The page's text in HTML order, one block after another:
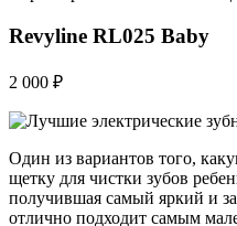
Revyline RL025 Baby
2 000 ₽
Один из вариантов того,
щетку для чистки зубов
получившая самый яркий и
отлично подходит самым